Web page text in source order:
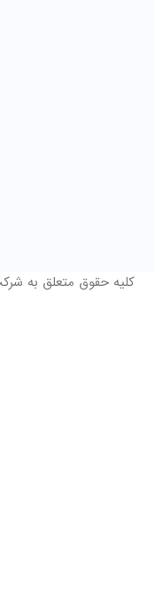
کلیه حقوق متعلق به شرکت